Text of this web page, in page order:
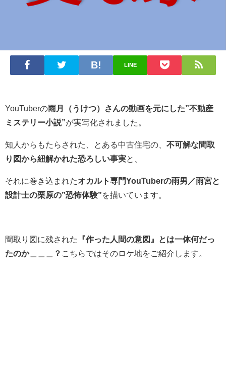
LINE
YouTuberの雨月（うけつ）さんの動画を元にした”不動産
ミステリー小説”が実写化されました。
知人からもたらされた、とある中古住宅の、 不可解な間取
り図から紐解かれた恐ろしい事実と、
それに巻き込まれたオカルト専門YouTuberの雨男／雨宮と
設計士の栗原の”恐怖体験”を描いています。
間取り図に残された
『作った人間の意図』とは一体何だっ
たのか＿＿＿？ こちらではそのロケ地をご紹介します。